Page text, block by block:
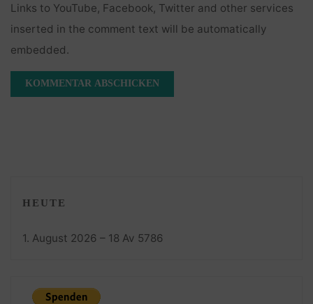
Links to YouTube, Facebook, Twitter and other services
inserted in the comment text will be automatically
embedded.
HEUTE
1. August 2026 – 18 Av 5786